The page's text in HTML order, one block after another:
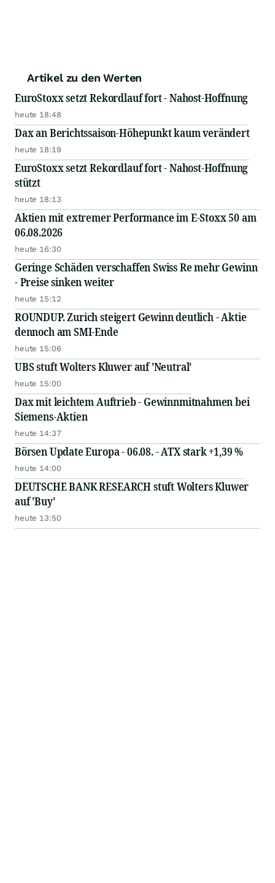
Artikel zu den Werten
EuroStoxx setzt Rekordlauf fort - Nahost-Hoffnung
heute 18:48
Dax an Berichtssaison-Höhepunkt kaum verändert
heute 18:19
EuroStoxx setzt Rekordlauf fort - Nahost-Hoffnung
stützt
heute 18:13
Aktien mit extremer Performance im E-Stoxx 50 am
06.08.2026
heute 16:30
Geringe Schäden verschaffen Swiss Re mehr Gewinn
- Preise sinken weiter
heute 15:12
ROUNDUP. Zurich steigert Gewinn deutlich - Aktie
dennoch am SMI-Ende
heute 15:06
UBS stuft Wolters Kluwer auf 'Neutral'
heute 15:00
Dax mit leichtem Auftrieb - Gewinnmitnahmen bei
Siemens-Aktien
heute 14:37
Börsen Update Europa - 06.08. - ATX stark +1,39 %
heute 14:00
DEUTSCHE BANK RESEARCH stuft Wolters Kluwer
auf 'Buy'
heute 13:50